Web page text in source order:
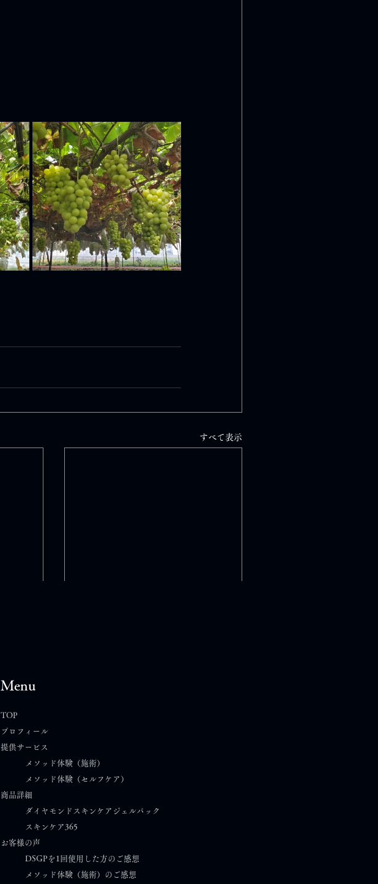
すべて表示
ハッピースキンケア構想｜第
23話 情報に振り回されない
見極め方
Menu
TOP
プロフィール
提供サービス
メソッド体験（施術）
メソッド体験（セルフケア）
商品詳細
ダイヤモンドスキンケアジェルパック
スキンケア365​
お客様の声
DSGPを1回使用した方のご感想
メソッド体験（施術）のご感想